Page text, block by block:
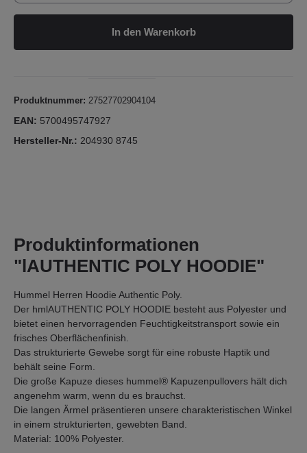
In den Warenkorb
Produktnummer: 27527702904104
EAN: 5700495747927
Hersteller-Nr.: 204930 8745
Produktinformationen
"lAUTHENTIC POLY HOODIE"
Hummel Herren Hoodie Authentic Poly.
Der hmlAUTHENTIC POLY HOODIE besteht aus Polyester und
bietet einen hervorragenden Feuchtigkeitstransport sowie ein
frisches Oberflächenfinish.
Das strukturierte Gewebe sorgt für eine robuste Haptik und
behält seine Form.
Die große Kapuze dieses hummel® Kapuzenpullovers hält dich
angenehm warm, wenn du es brauchst.
Die langen Ärmel präsentieren unsere charakteristischen Winkel
in einem strukturierten, gewebten Band.
Material: 100% Polyester.